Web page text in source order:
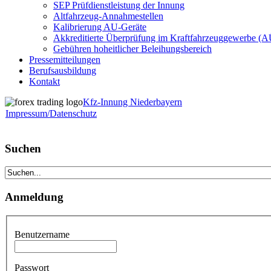
SEP Prüfdienstleistung der Innung
Altfahrzeug-Annahmestellen
Kalibrierung AU-Geräte
Akkreditierte Überprüfung im Kraftfahrzeuggewerbe
Gebühren hoheitlicher Beleihungsbereich
Pressemitteilungen
Berufsausbildung
Kontakt
Kfz-Innung Niederbayern
Impressum/Datenschutz
Suchen
Anmeldung
Benutzername
Passwort